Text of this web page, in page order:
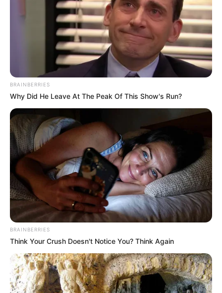
(foto: instagram/gmarthagraciela)
6. Gadis 21 tahun ini memiliki penampilan yang khas
yakni gigi gingsul yang semakin menambah
pesonanya
BRAINBERRIES
Why Did He Leave At The Peak Of This Show's Run?
BRAINBERRIES
Think Your Crush Doesn't Notice You? Think Again